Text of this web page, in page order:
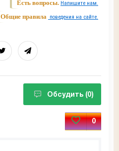
Есть вопросы. Напишите нам.
Общие правила поведения на сайте.
Обсудить (0)
0